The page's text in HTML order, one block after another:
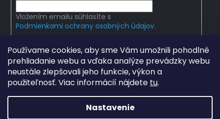
Používame cookies, aby sme Vám umožnili pohodlné
prehliadanie webu a vďaka analýze prevádzky webu
neustále zlepšovali jeho funkcie, výkon a
použiteľnosť. Viac informácií nájdete tu.
Nastavenie
Vložením emailu súhlasíte s
Podmienkami ochrany osobných údajov.
mlady-vedec.sk
. Všetky práva
vyhradené.Upraviť nastavenie cookies
Grafický návrh vytvořil a na Shoptet implementoval